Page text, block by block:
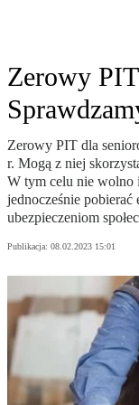
Zerowy
Zerowy PIT dla
r. Mogą z niej
W tym celu nie wolno
jednocześnie
ubezpieczeniom
Publikacja: 08.02.2023 15:01